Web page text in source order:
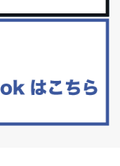
つのこと。